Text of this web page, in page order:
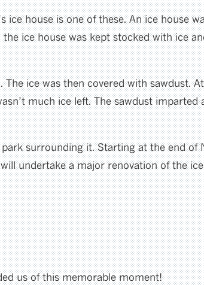
ice house is one of these. An ice house
ice house was kept stocked with ice
ice was then covered with sawdust.
much ice left. The sawdust
surrounding it. Starting at the end of
undertake a major renovation of the
us of this memorable moment!